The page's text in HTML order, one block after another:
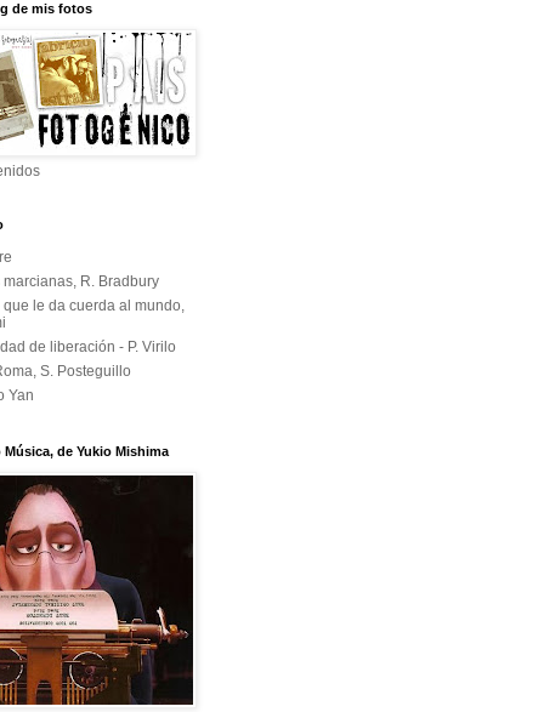
de mis fotos
R. Bradbury
le da cuerda al mundo,
de liberación - P. Virilo
S. Posteguillo
Yan
de Yukio Mishima